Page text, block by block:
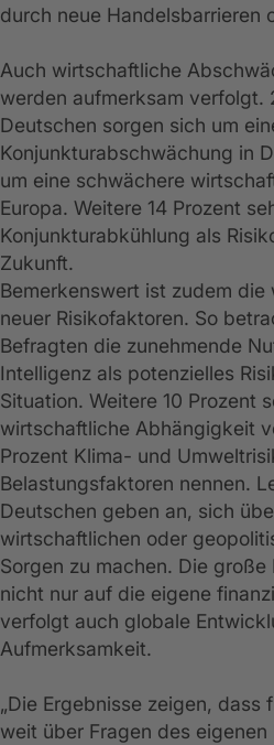
durch neue Handelsbarrieren
Auch wirtschaftliche
werden aufmerksam verfolgt.
Deutschen sorgen sich um
Konjunkturabschwächung in
um eine schwächere
Europa. Weitere 14 Prozent
Konjunkturabkühlung als
Zukunft.
Bemerkenswert ist zudem die
neuer Risikofaktoren. So
Befragten die zunehmende
Intelligenz als potenzielles
Situation. Weitere 10 Prozent
wirtschaftliche Abhängigkeit
Prozent Klima- und
Belastungsfaktoren nennen.
Deutschen geben an, sich
wirtschaftlichen oder
Sorgen zu machen. Die
nicht nur auf die eigene
verfolgt auch globale
Aufmerksamkeit.
„Die Ergebnisse zeigen, dass
weit über Fragen des